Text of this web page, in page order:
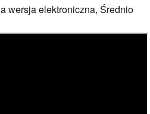
wersja elektroniczna, Średnio